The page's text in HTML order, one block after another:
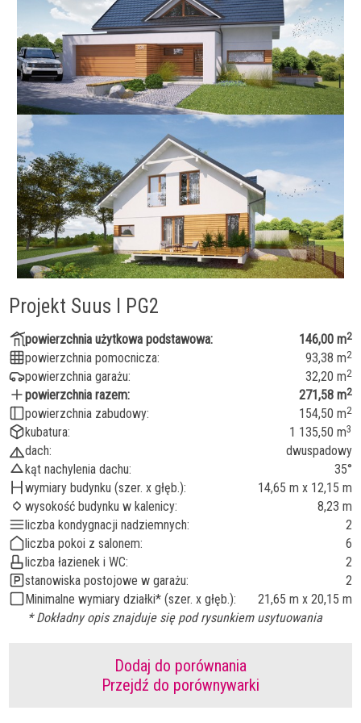
Projekt Suus I PG2
powierzchnia użytkowa podstawowa: 146,00 m2
powierzchnia pomocnicza: 93,38 m2
powierzchnia garażu: 32,20 m2
powierzchnia razem: 271,58 m2
powierzchnia zabudowy: 154,50 m2
kubatura: 1 135,50 m3
dach:
dwuspadowy
kąt nachylenia dachu:
35°
wymiary budynku (szer. x głęb.):
14,65 m x 12,15 m
wysokość budynku w kalenicy:
8,23 m
liczba kondygnacji nadziemnych:
2
liczba pokoi z salonem:
6
liczba łazienek i WC:
2
stanowiska postojowe w garażu:
2
Minimalne wymiary działki* (szer. x głęb.):
21,65 m x 20,15 m
* Dokładny opis znajduje się pod rysunkiem usytuowania
Dodaj do porównania
Przejdź do porównywarki